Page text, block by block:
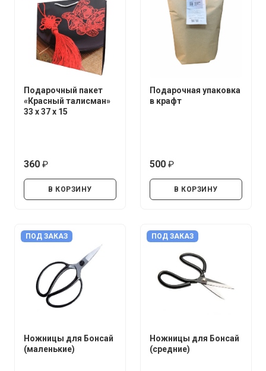
Подарочный пакет
«Красный талисман»
33 х 37 х 15
360
В КОРЗИНУ
Подарочная упаковка
в крафт
500
В КОРЗИНУ
ПОД ЗАКАЗ
Ножницы для Бонсай
(маленькие)
ПОД ЗАКАЗ
Ножницы для Бонсай
(средние)